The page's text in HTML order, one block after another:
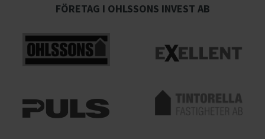
FÖRETAG I OHLSSONS INVEST AB